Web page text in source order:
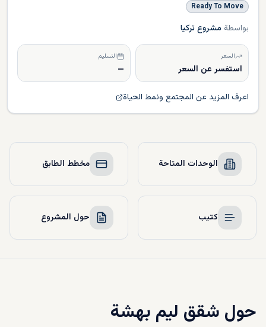
Ready To Move
بواسطة مشروع تركيا
السعر
استفسر عن السعر
التسليم
—
اعرف المزيد عن المجتمع ونمط الحياة
الوحدات المتاحة مخطط الطابق
كتيب حول المشروع
حول شقق ليم بهشة